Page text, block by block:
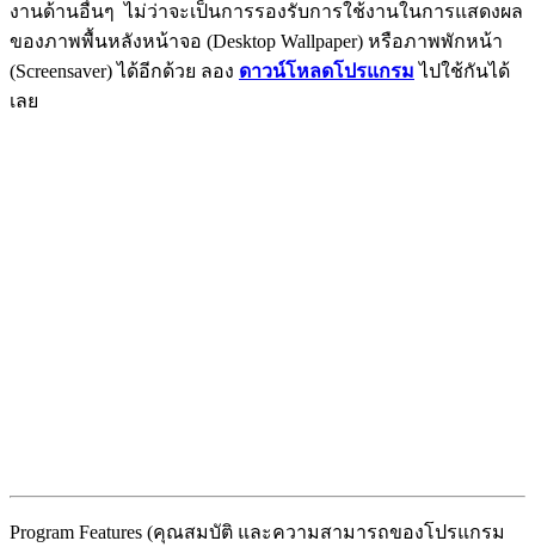
งานด้านอื่นๆ ไม่ว่าจะเป็นการรองรับการใช้งานในการแสดงผล
ของภาพพื้นหลังหน้าจอ (Desktop Wallpaper) หรือภาพพักหน้า
(Screensaver) ได้อีกด้วย ลอง ดาวน์โหลดโปรแกรม ไปใช้กันได้
เลย
Program Features (คุณสมบัติ และความสามารถของโปรแกรม